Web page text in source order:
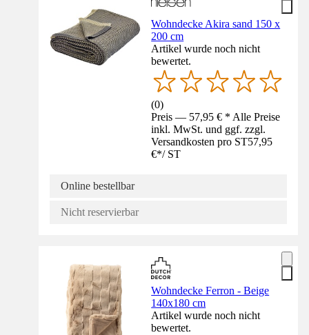
Wohndecke Akira sand 150 x
200 cm
Artikel wurde noch nicht
bewertet.
(0)
Preis — 57,95 € * Alle Preise
inkl. MwSt. und ggf. zzgl.
Versandkosten pro ST57,95
€*/ ST
Online bestellbar
Nicht reservierbar
Wohndecke Ferron - Beige
140x180 cm
Artikel wurde noch nicht
bewertet.